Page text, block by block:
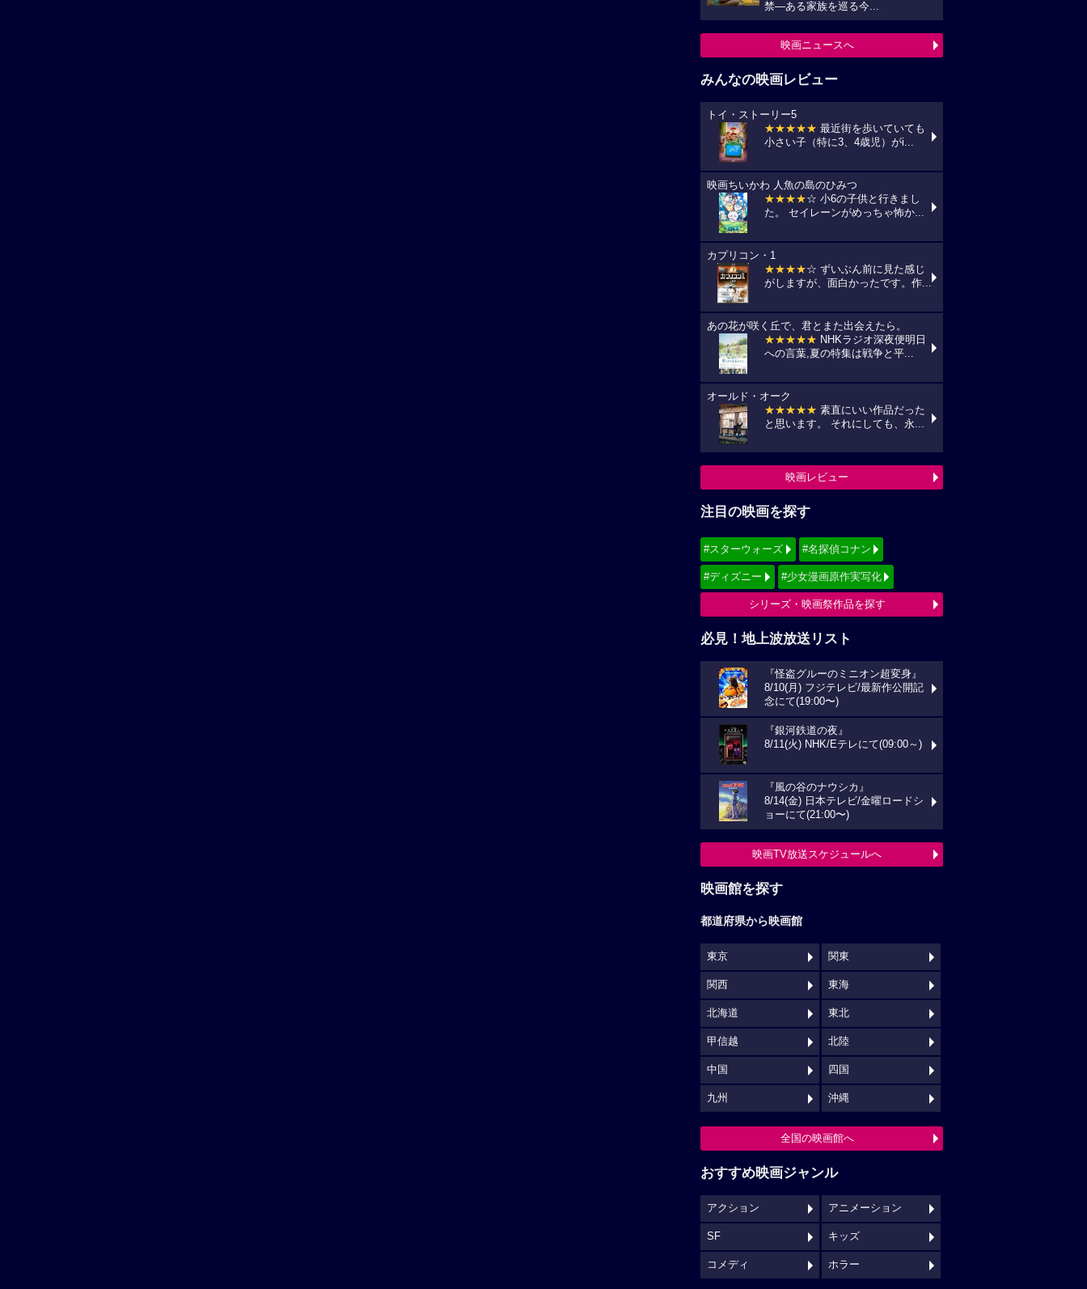
禁―ある家族を巡る今...
映画ニュースへ
みんなの映画レビュー
トイ・ストーリー5
★★★★★ 最近街を歩いていても
小さい子（特に3、4歳児）がi...
映画ちいかわ 人魚の島のひみつ
★★★★☆ 小6の子供と行きまし
た。 セイレーンがめっちゃ怖か...
カプリコン・1
★★★★☆ ずいぶん前に見た感じ
がしますが、面白かったです。作...
あの花が咲く丘で、君とまた出会えたら。
★★★★★ NHKラジオ深夜便明日
への言葉,夏の特集は戦争と平...
オールド・オーク
★★★★★ 素直にいい作品だった
と思います。 それにしても、永...
映画レビュー
注目の映画を探す
#スターウォーズ #名探偵コナン
#ディズニー #少女漫画原作実写化
シリーズ・映画祭作品を探す
必見！地上波放送リスト
『怪盗グルーのミニオン超変身』
8/10(月) フジテレビ/最新作公開記
念にて(19:00〜)
『銀河鉄道の夜』
8/11(火) NHK/Eテレにて(09:00～)
『風の谷のナウシカ』
8/14(金) 日本テレビ/金曜ロードシ
ョーにて(21:00〜)
映画TV放送スケジュールへ
映画館を探す
都道府県から映画館
東京 関東
関西 東海
北海道 東北
甲信越 北陸
中国 四国
九州 沖縄
全国の映画館へ
おすすめ映画ジャンル
アクション アニメーション
SF キッズ
コメディ ホラー